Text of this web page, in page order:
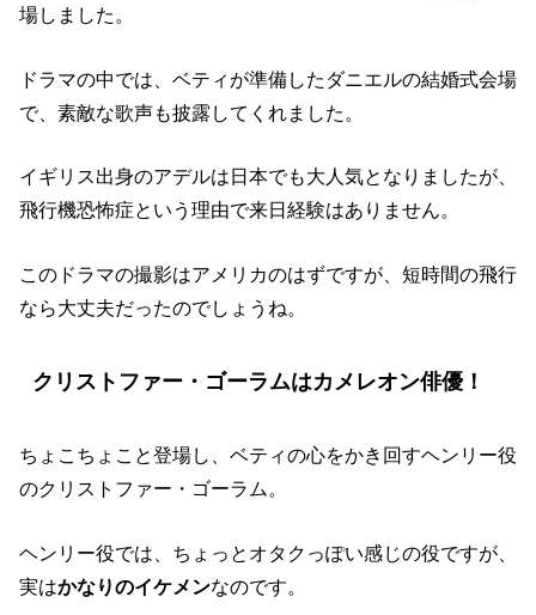
場しました。
ドラマの中では、ベティが準備したダニエルの結婚式会場
で、素敵な歌声も披露してくれました。
イギリス出身のアデルは日本でも大人気となりましたが、
飛行機恐怖症という理由で来日経験はありません。
このドラマの撮影はアメリカのはずですが、短時間の飛行
なら大丈夫だったのでしょうね。
クリストファー・ゴーラムはカメレオン俳優！
ちょこちょこと登場し、ベティの心をかき回すヘンリー役
のクリストファー・ゴーラム。
ヘンリー役では、ちょっとオタクっぽい感じの役ですが、
実はかなりのイケメンなのです。